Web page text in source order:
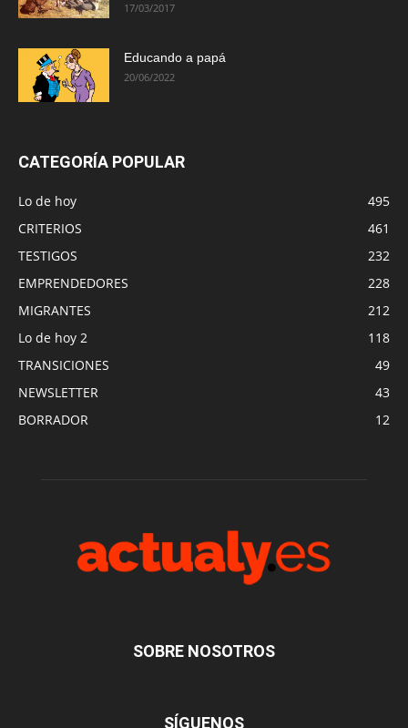
17/03/2017
Educando a papá
20/06/2022
CATEGORÍA POPULAR
Lo de hoy
495
CRITERIOS
461
TESTIGOS
232
EMPRENDEDORES
228
MIGRANTES
212
Lo de hoy 2
118
TRANSICIONES
49
NEWSLETTER
43
BORRADOR
12
SOBRE NOSOTROS
SÍGUENOS